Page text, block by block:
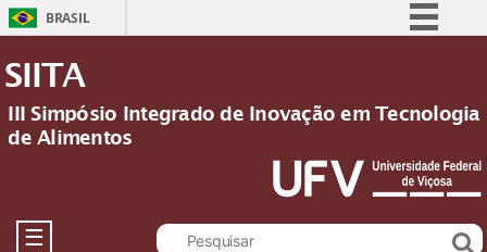
BRASIL
Participe
Acesso à informação
Legislação
Canais
SIITA
III Simpósio Integrado de Inovação em Tecnologia
de Alimentos
☰